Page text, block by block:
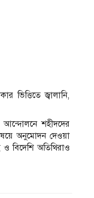
ভিত্তিতে জ্বালানি,
আন্দোলনে শহীদদের
অনুমোদন দেওয়া
ও বিদেশি অতিথিরাও